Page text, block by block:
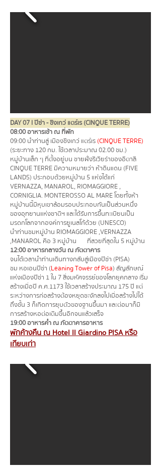
DAY 07 l ปิซ่า - ชิงเกว่ แตร์เร (CINQUE TERRE)
08:00 อาหารเช้า ณ ที่พัก
09:00 นำท่านสู่ เมืองชิงเกว่ แตร์เร (CINQUE TERRE)
(ระยะทาง 120 กม. ใช้เวลาประมาณ 02.00 ชม.)
หมู่บ้านเล็ก ๆ ที่ตั้งอยู่บน ชายฝั่งริเวียร่าของอิตาลี
CINQUE TERRE มีความหมายว่า ห้าดินแดน (FIVE
LANDS) ประกอบด้วยหมู่บ้าน 5 แห่งได้แก่
VERNAZZA, MANAROL, RIOMAGGIORE ,
CORNIGLIA. MONTEROSSO AL MARE โดยทั้งห้า
หมู่บ้านนี้มีหุบเขาล้อมรอบประกอบกันเป็นส่วนหนึ่ง
ของอุทยานแห่งชาติฯ และได้รับการขึ้นทะเบียนเป็น
มรดกโลกจากองค์การยูเนสโก้ด้วย (UNESCO)
นำท่านชมหมู่บ้าน RIOMAGGIORE ,VERNAZZA
,MANAROL คือ 3 หมู่บ้าน ที่สวยที่สุดใน 5 หมู่บ้าน
12:00 อาหารกลางวัน ณ ภัตตาคาร
จนได้เวลานำท่านเดินทางกลับสู่เมืองปิซ่า (PISA)
ชม หอเอนปิซ่า (Leaning Tower of Pisa) สัญลักษณ์
แห่งเมืองปิซ่า 1 ใน 7 สิ่งมหัศจรรย์ของโลกยุคกลาง เริ่ม
สร้างเมื่อปี ค.ศ.1173 ใช้เวลาสร้างประมาณ 175 ปี แต่
ระหว่างการก่อสร้างต้องหยุดชะงักลงไปเมื่อสร้างไปได้
ถึงชั้น 3 ก็เกิดการยุบตัวของฐานขึ้นมา และต่อมาก็มี
การสร้างหอต่อเติมขึ้นอีกจนแล้วเสร็จ
19:00 อาหารค่ำ ณ ภัตตาคารอาหาร
พักค้างคืน ณ Hotel Il Giardino PISA หรือ
เทียบเท่า